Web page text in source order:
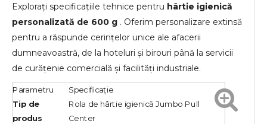
Explorați specificațiile tehnice pentru hârtie igienică
personalizată de 600 g . Oferim personalizare extinsă
pentru a răspunde cerințelor unice ale afacerii
dumneavoastră, de la hoteluri și birouri până la servicii
de curățenie comercială și facilități industriale.
Parametru Specificație
Tip de
produs
Rola de hârtie igienică Jumbo Pull
Center